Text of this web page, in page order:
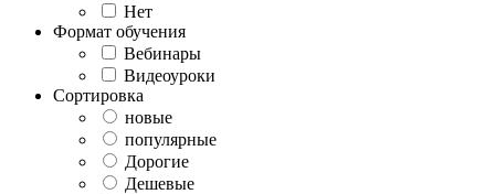
Нет
Формат обучения
Вебинары
Видеоуроки
Сортировка
новые
популярные
Дорогие
Дешевые